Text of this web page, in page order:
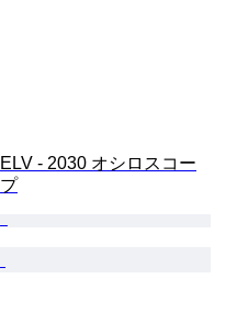
ELV - 2030 オシロスコー
プ